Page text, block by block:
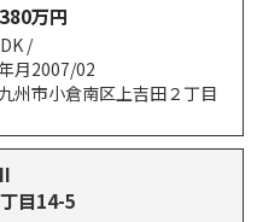
万円
/
月2007/02
州市小倉南区上吉田２丁目
目14-5